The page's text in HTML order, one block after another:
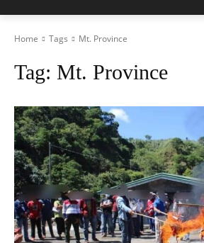
Home Tags Mt. Province
Tag: Mt. Province